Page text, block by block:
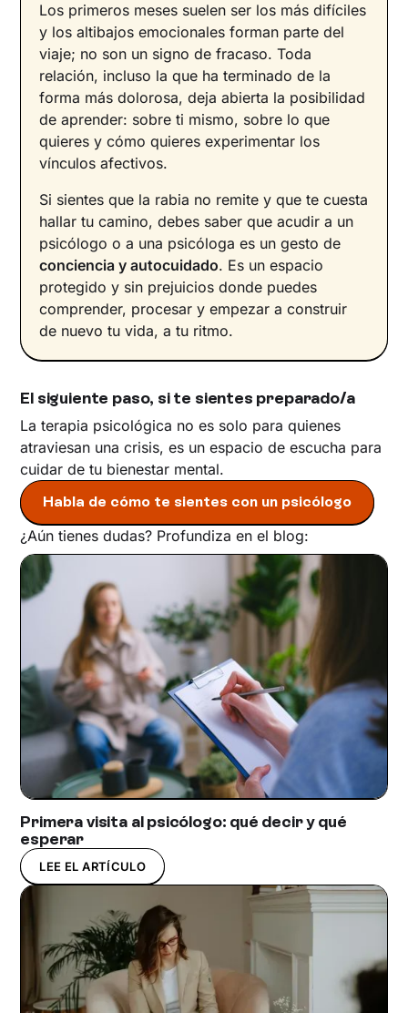
Los primeros meses suelen ser los más difíciles
y los altibajos emocionales forman parte del
viaje; no son un signo de fracaso. Toda
relación, incluso la que ha terminado de la
forma más dolorosa, deja abierta la posibilidad
de aprender: sobre ti mismo, sobre lo que
quieres y cómo quieres experimentar los
vínculos afectivos.
Si sientes que la rabia no remite y que te cuesta
hallar tu camino, debes saber que acudir a un
psicólogo o a una psicóloga es un gesto de
conciencia y autocuidado. Es un espacio
protegido y sin prejuicios donde puedes
comprender, procesar y empezar a construir
de nuevo tu vida, a tu ritmo.
El siguiente paso, si te sientes preparado/a
La terapia psicológica no es solo para quienes
atraviesan una crisis, es un espacio de escucha para
cuidar de tu bienestar mental.
Habla de cómo te sientes con un psicólogo
¿Aún tienes dudas? Profundiza en el blog:
Primera visita al psicólogo: qué decir y qué
esperar
LEE EL ARTÍCULO